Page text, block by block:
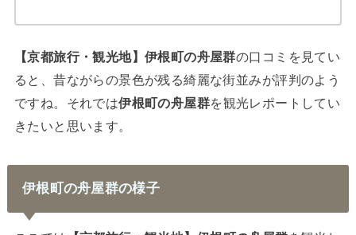
【京都旅行・観光地】伊根町の舟屋群の口コミを見てい
ると、昔ながらの景色が残る綺麗な街並みが評判のよう
ですね。それでは伊根町の舟屋群を観光レポートしてい
きたいと思います。
伊根町の舟屋群の様子